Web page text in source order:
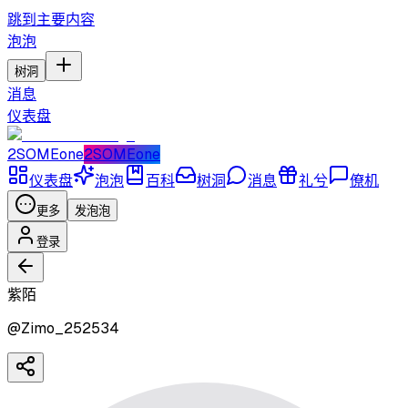
跳到主要内容
泡泡
树洞
消息
仪表盘
2SOMEone2SOMEone
仪表盘
泡泡 百科 树洞 消息 礼兮 僚机
更多 发泡泡
登录
紫陌
@Zimo_252534